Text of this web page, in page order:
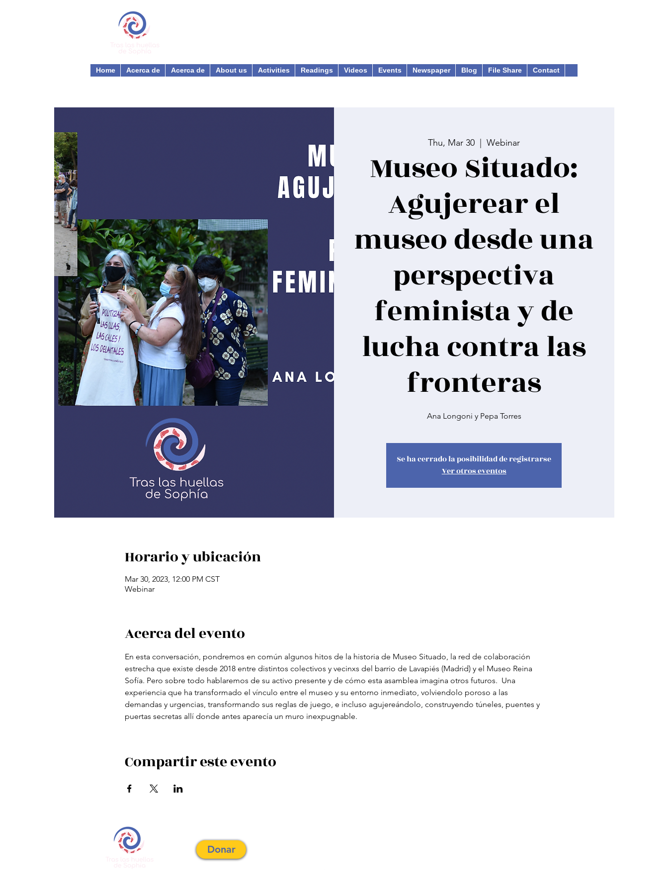
Home Acerca de Acerca de About us Activities Readings Videos Events Newspaper Blog File Share Contact
Thu, Mar 30
  |
Webinar
Museo Situado:
Agujerear el
museo desde una
perspectiva
feminista y de
lucha contra las
fronteras
Ana Longoni y Pepa Torres
Se ha cerrado la posibilidad de registrarse
Ver otros eventos
Horario y ubicación
Mar 30, 2023, 12:00 PM CST
Webinar
Acerca del evento
En esta conversación, pondremos en común algunos hitos de la historia de Museo Situado, la red de colaboración
estrecha que existe desde 2018 entre distintos colectivos y vecinxs del barrio de Lavapiés (Madrid) y el Museo Reina
Sofía. Pero sobre todo hablaremos de su activo presente y de cómo esta asamblea imagina otros futuros.  Una
experiencia que ha transformado el vínculo entre el museo y su entorno inmediato, volviendolo poroso a las
demandas y urgencias, transformando sus reglas de juego, e incluso agujereándolo, construyendo túneles, puentes y
puertas secretas allí donde antes aparecía un muro inexpugnable.
Compartir este evento
Donar